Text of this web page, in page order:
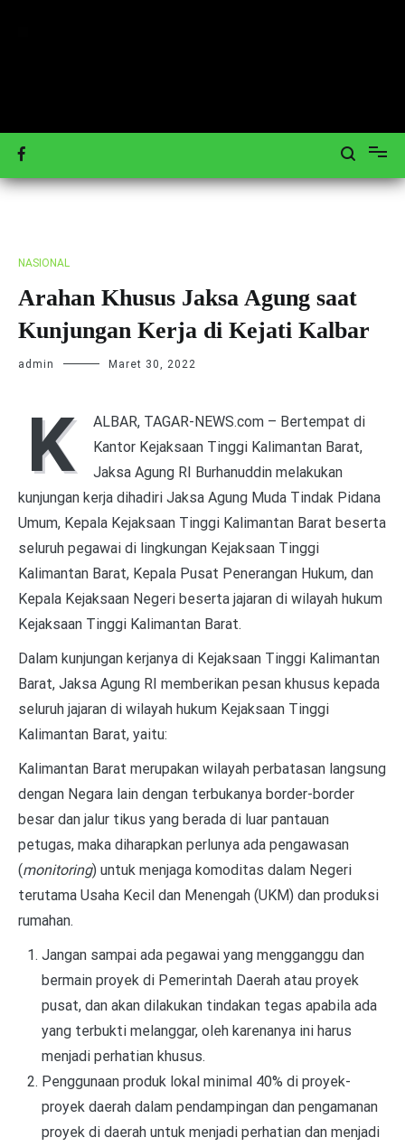
Tagar-News.com
Mengulas Peristiwa Teraktual
NASIONAL
Arahan Khusus Jaksa Agung saat
Kunjungan Kerja di Kejati Kalbar
admin Maret 30, 2022
K
ALBAR, TAGAR-NEWS.com – Bertempat di
Kantor Kejaksaan Tinggi Kalimantan Barat,
Jaksa Agung RI Burhanuddin melakukan
kunjungan kerja dihadiri Jaksa Agung Muda Tindak Pidana
Umum, Kepala Kejaksaan Tinggi Kalimantan Barat beserta
seluruh pegawai di lingkungan Kejaksaan Tinggi
Kalimantan Barat, Kepala Pusat Penerangan Hukum, dan
Kepala Kejaksaan Negeri beserta jajaran di wilayah hukum
Kejaksaan Tinggi Kalimantan Barat.
Dalam kunjungan kerjanya di Kejaksaan Tinggi Kalimantan
Barat, Jaksa Agung RI memberikan pesan khusus kepada
seluruh jajaran di wilayah hukum Kejaksaan Tinggi
Kalimantan Barat, yaitu:
Kalimantan Barat merupakan wilayah perbatasan langsung
dengan Negara lain dengan terbukanya border-border
besar dan jalur tikus yang berada di luar pantauan
petugas, maka diharapkan perlunya ada pengawasan
(monitoring) untuk menjaga komoditas dalam Negeri
terutama Usaha Kecil dan Menengah (UKM) dan produksi
rumahan.
Jangan sampai ada pegawai yang mengganggu dan
bermain proyek di Pemerintah Daerah atau proyek
pusat, dan akan dilakukan tindakan tegas apabila ada
yang terbukti melanggar, oleh karenanya ini harus
menjadi perhatian khusus.
Penggunaan produk lokal minimal 40% di proyek-
proyek daerah dalam pendampingan dan pengamanan
proyek di daerah untuk menjadi perhatian dan menjadi